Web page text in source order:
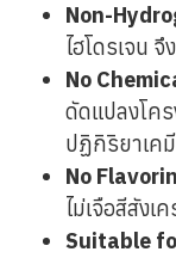
Non-
ไฮโดรเจน
No
ดัดแปลงโค
ปฏิกิริยาเค
No
ไม่เจือสีสังเ
Suitable